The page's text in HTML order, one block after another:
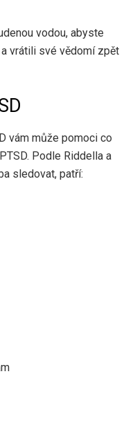
vodou, abyste
vrátili své vědomí zpět
vám může pomoci co
Podle Riddella a
sledovat, patří: